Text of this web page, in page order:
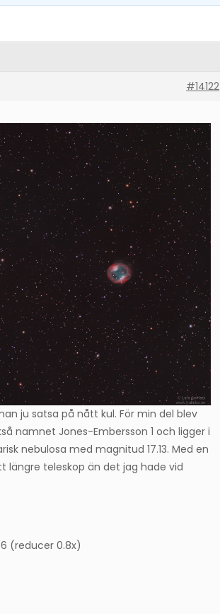
#14122
ju satsa på nått kul. För min del blev
namnet Jones-Embersson 1 och ligger i
nebulosa med magnitud 17.13. Med en
längre teleskop än det jag hade vid
(reducer 0.8x)